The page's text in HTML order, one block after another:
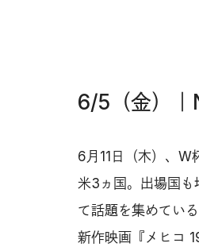
6/5（金）｜⁡
6月11日（木）、W
米3ヵ国。出場国
て話題を集めてい
新作映画『メヒコ